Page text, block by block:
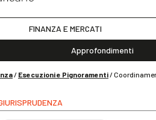
FINANZA E MERCATI
Approfondimenti
/ Esecuzioni e Pignoramenti/